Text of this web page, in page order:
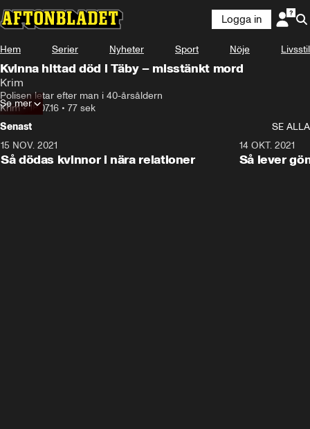
Logga in
Hem Serier Nyheter Sport Nöje Livsstil
Kvinna hittad död i Täby – misstänkt mord
Krim
Polisen letar efter man i 40-årsåldern
Krim•18.07.16 • 77 sek
Se mer
Senast
SE ALLA
15 NOV. 2021
Så dödas kvinnor i nära relationer
14 OKT. 2021
Så lever